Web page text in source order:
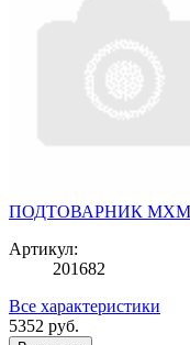
ПОДТОВАРНИК МХМ
Артикул:
201682
Все характеристики
5352 руб.